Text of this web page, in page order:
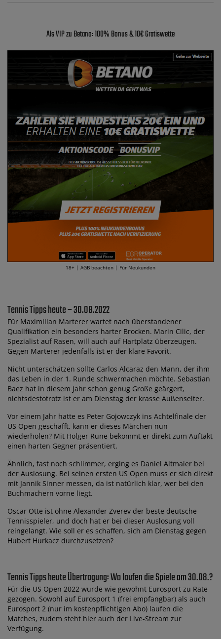
Als VIP zu Betano: 100% Bonus & 10€ Gratiswette
18+ | AGB beachten | Für Neukunden
Tennis Tipps heute – 30.08.2022
Für Maximilian Marterer wartet nach überstandener
Qualifikation ein besonders harter Brocken. Marin Cilic, der
Spezialist auf Rasen, will auch auf Hartplatz überzeugen.
Gegen Marterer jedenfalls ist er der klare Favorit.
Nicht unterschätzen sollte Carlos Alcaraz den Mann, der ihm
das Leben in der 1. Runde schwermachen möchte. Sebastian
Baez hat in diesem Jahr schon genug Große geärgert,
nichtsdestotrotz ist er am Dienstag der krasse Außenseiter.
Vor einem Jahr hatte es Peter Gojowczyk ins Achtelfinale der
US Open geschafft, kann er dieses Märchen nun
wiederholen? Mit Holger Rune bekommt er direkt zum Auftakt
einen harten Gegner präsentiert.
Ähnlich, fast noch schlimmer, erging es Daniel Altmaier bei
der Auslosung. Bei seinen ersten US Open muss er sich direkt
mit Jannik Sinner messen, da ist natürlich klar, wer bei den
Buchmachern vorne liegt.
Oscar Otte ist ohne Alexander Zverev der beste deutsche
Tennisspieler, und doch hat er bei dieser Auslosung voll
reingelangt. Wie soll er es schaffen, sich am Dienstag gegen
Hubert Hurkacz durchzusetzen?
Tennis Tipps heute Übertragung: Wo laufen die Spiele am 30.08.?
Für die US Open 2022 wurde wie gewohnt Eurosport zu Rate
gezogen. Sowohl auf Eurosport 1 (frei empfangbar) als auch
Eurosport 2 (nur im kostenpflichtigen Abo) laufen die
Matches, zudem steht hier auch der Live-Stream zur
Verfügung.